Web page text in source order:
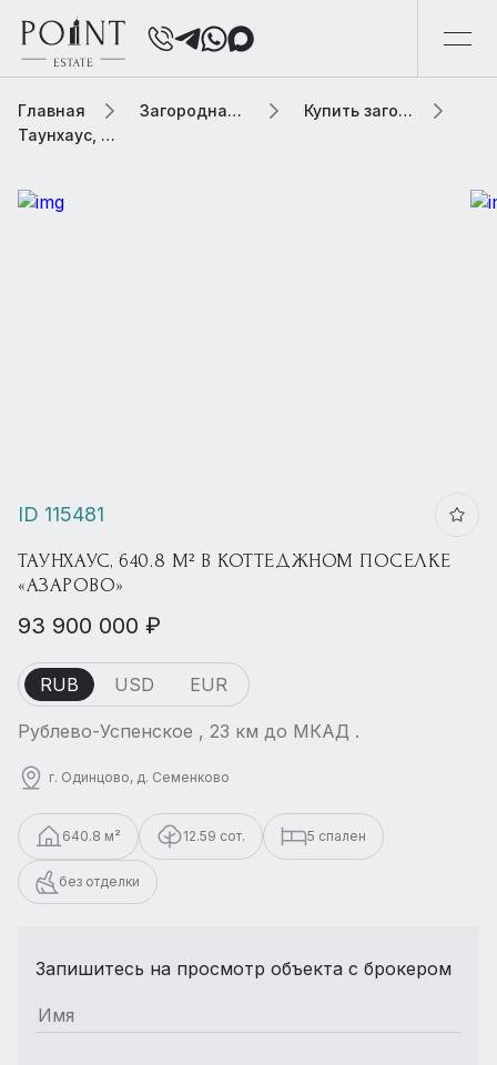
Главная Загородная элитная недвижимость
Купить загородную элитную недвижимость
Таунхаус, 640.8 м² В коттеджном поселке «Азарово»
ID 115481
ТАУНХАУС, 640.8 М² В КОТТЕДЖНОМ ПОСЕЛКЕ
«АЗАРОВО»
93 900 000 ₽
RUB USD EUR
Рублево-Успенское , 23 км до МКАД .
г. Одинцово, д. Семенково
640.8 м² 12.59 сот. 5 спален
без отделки
Запишитесь на просмотр объекта с брокером